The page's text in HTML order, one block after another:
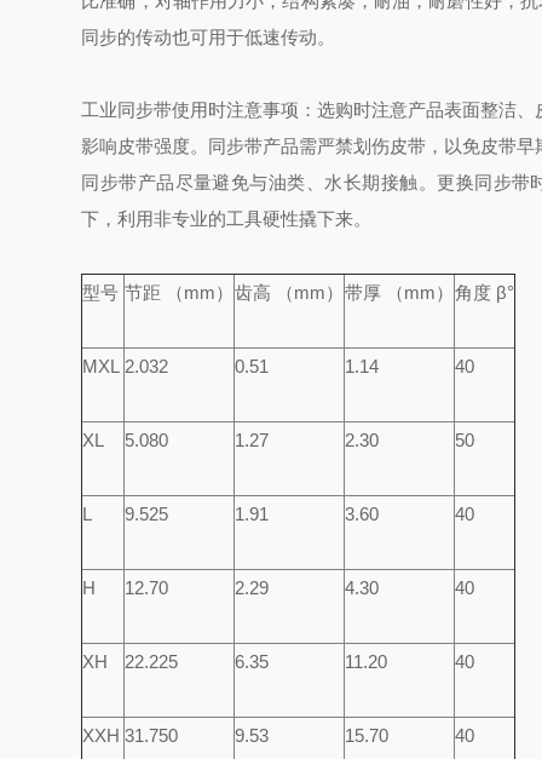
同步的传动也可用于低速传动。
工业同步带使用时注意事项：选购时注意产品表面整洁
影响皮带强度。 同步带产品需严禁划伤皮带，以免皮带早
同步带产品尽量避免与油类、水长期接触。 更换同步带
下，利用非专业的工具硬性撬下来。
型号 节距 （mm） 齿高 （mm） 带厚 （mm） 角度 β°
MXL 2.032 0.51 1.14 40
XL 5.080 1.27 2.30 50
L 9.525 1.91 3.60 40
H 12.70 2.29 4.30 40
XH 22.225 6.35 11.20 40
XXH 31.750 9.53 15.70 40